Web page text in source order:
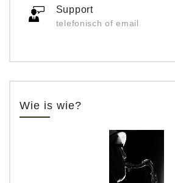
Support
telefonisch of email
Wie is wie?